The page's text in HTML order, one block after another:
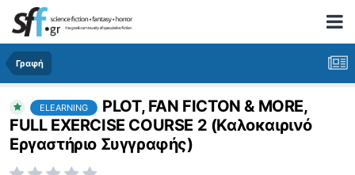
Γραφή
ELEARNING
PLOT, FAN FICTON & MORE,
FULL EXERCISE COURSE 2 (Καλοκαιρινό
Εργαστήριο Συγγραφής)